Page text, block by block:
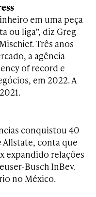
em uma peça
ou liga”, diz Greg
Três anos
a agência
of record e
em 2022. A
conquistou 40
Allstate, conta que
expandido relações
Busch InBev.
no México.